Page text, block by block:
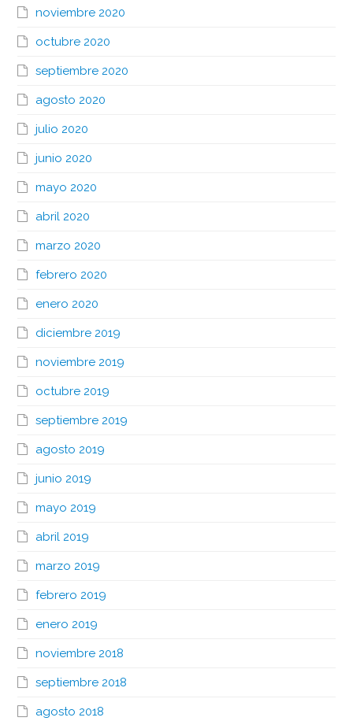
noviembre 2020
octubre 2020
septiembre 2020
agosto 2020
julio 2020
junio 2020
mayo 2020
abril 2020
marzo 2020
febrero 2020
enero 2020
diciembre 2019
noviembre 2019
octubre 2019
septiembre 2019
agosto 2019
junio 2019
mayo 2019
abril 2019
marzo 2019
febrero 2019
enero 2019
noviembre 2018
septiembre 2018
agosto 2018